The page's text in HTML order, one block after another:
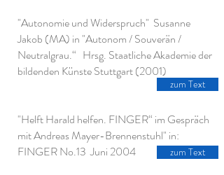
"Autonomie und Widerspruch" Susanne
Jakob (MA) in "Autonom / Souverän /
Neutralgrau.“ Hrsg. Staatliche Akademie der
bildenden Künste Stuttgart (2001)
"Helft Harald helfen. FINGER“ im Gespräch
mit Andreas Mayer-Brennenstuhl" in:
FINGER No.13 Juni 2004
zum Text
zum Text